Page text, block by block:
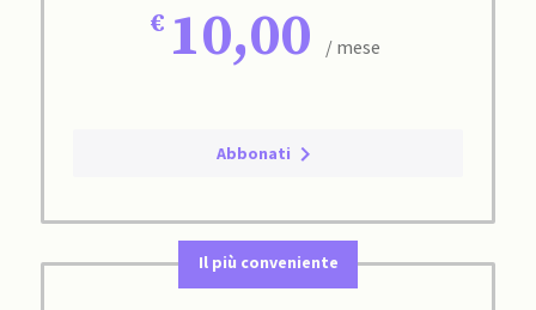
10,00 / mese
Abbonati
Il più conveniente